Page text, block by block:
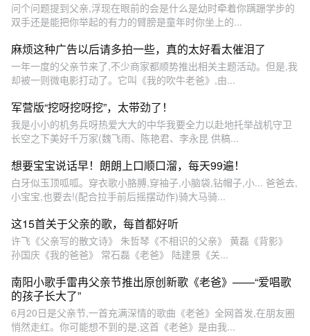
问个问题提到父亲,浮现在眼前的会是什么是幼时牵着你蹒跚学步的
双手还是能把你举起的有力的臂膀是童年时你坐上的...
麻烦这种广告以后请多拍一些，真的太好看太催泪了
一年一度的父亲节来了,不少商家都顺势推出相关主题活动。但是,我
却被一则微电影打动了。它叫《我的吹牛老爸》,由...
军营版“挖呀挖呀挖”，太带劲了！
我是小小的机务兵呀热爱大大的中华我要全力以赴地托举战机守卫
长空之下美好千万家(魏飞雨、陈艳君、李永昆 供稿...
想要宝宝说话早！朗朗上口顺口溜，每天99遍！
白牙似玉顶呱呱。穿衣歌小胳膊,穿袖子,小脑袋,钻帽子,小... 爸爸去,
小宝宝,也要去!(配合拉手前后摇摆动作)骑大马骑...
这15首关于父亲的歌，每首都好听
许飞《父亲写的散文诗》 朱哲琴《不相识的父亲》 黄磊《背影》
孙国庆《我的爸爸》 常石磊《老爸》 陆建景《关...
南阳小歌手雷冉父亲节推出原创新歌《老爸》——“爱唱歌
的孩子长大了”
6月20日是父亲节,一首充满深情的歌曲《老爸》全网首发,在朋友圈
悄然走红。你可能想不到的是,这首《老爸》是由我...